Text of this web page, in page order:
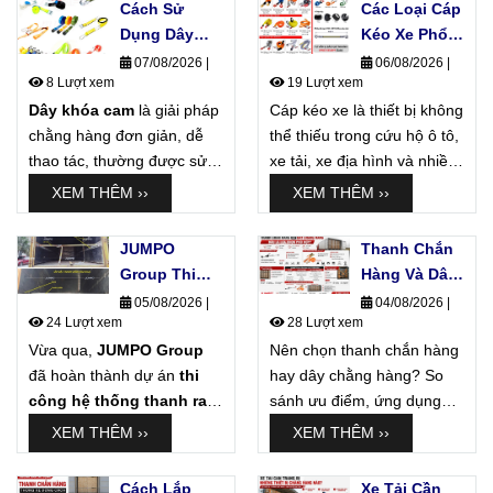
Cách Sử
Dụng Dây
Khóa Cam
Hỏng Hàng
Hóa
07/08/2026
8 Lượt xem
Dây khóa cam là giải pháp
chằng hàng đơn giản, dễ
thao tác, thường được sử
dụng để cố định thùng
carton, hàng đóng kiện,
pallet, nội thất và các sản
phẩm cần lực siết vừa phải.
XEM THÊM ››
Các Loại Cáp
Kéo Xe Phổ
Biến Hiện
Nay Và Ứng
Dụng Thực
Tế
06/08/2026
19 Lượt xem
Cáp kéo xe là thiết bị không
thể thiếu trong cứu hộ ô tô,
xe tải, xe địa hình và nhiều
ứng dụng kéo hàng công
nghiệp. Tuy nhiên, trên thị
trường hiện nay có rất
nhiều loại cáp kéo với
dây, số lớp, tải trọng và
kiểu đầu cáp khác nhau
khiến người dùng khó lựa
XEM THÊM ››
JUMPO
Group Thi
Công Hệ
Thống E-
Track Cho Xe
Tải Của Đơn
Vị Vận
Chuyển
05/08/2026
24 Lượt xem
Vừa qua, JUMPO Group
đã hoàn thành dự án thi
công hệ thống thanh ray
E-Track cho xe tải của một
đơn vị vận chuyển chuyên
phục vụ hàng pallet, hàng
XEM THÊM ››
Thanh Chắn
Hàng Và Dây
Chằng Hàng,
Nên Chọn
Loại Nào?
04/08/2026
28 Lượt xem
Nên chọn thanh chắn hàng
hay dây chằng hàng? So
sánh ưu điểm, ứng dụng
của từng loại và giải pháp
kết hợp hiệu quả giúp cố
định hàng hóa an toàn trên
XEM THÊM ››
Cách Lắp
Xe Tải Cần